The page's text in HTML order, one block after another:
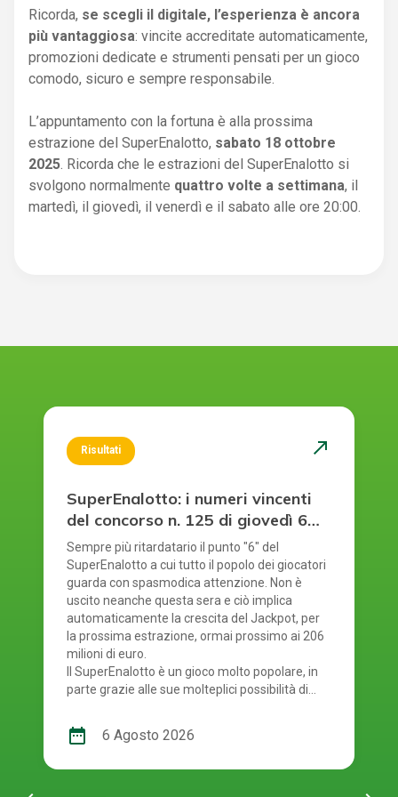
Ricorda, se scegli il digitale, l’esperienza è ancora
più vantaggiosa: vincite accreditate automaticamente,
promozioni dedicate e strumenti pensati per un gioco
comodo, sicuro e sempre responsabile.
L’appuntamento con la fortuna è alla prossima
estrazione del SuperEnalotto, sabato 18 ottobre
2025 . Ricorda che le estrazioni del SuperEnalotto si
svolgono normalmente quattro volte a settimana, il
martedì, il giovedì, il venerdì e il sabato alle ore 20:00.
Risultati north_east
SuperEnalotto: i numeri vincenti
del concorso n. 125 di giovedì 6
agosto 2026
Sempre più ritardatario il punto "6" del
SuperEnalotto a cui tutto il popolo dei giocatori
guarda con spasmodica attenzione. Non è
uscito neanche questa sera e ciò implica
automaticamente la crescita del Jackpot, per
la prossima estrazione, ormai prossimo ai 206
milioni di euro.
Il SuperEnalotto è un gioco molto popolare, in
parte grazie alle sue molteplici possibilità di
estrazione bisogna verificare diversi risultati.
Per gestire tutto facilmente e rapidamente,
date_range 6 Agosto 2026